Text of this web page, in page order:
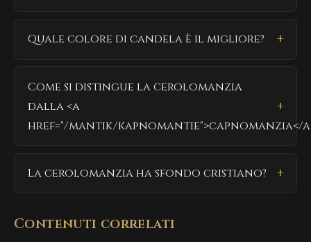
Quale colore di candela è il migliore?
Come si distingue la cerolomanzia
dalla <a
href="/mantik/kapnomantie">capnomanzia</
La cerolomanzia ha sfondo cristiano?
Contenuti correlati